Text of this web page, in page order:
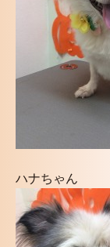
ハナちゃん